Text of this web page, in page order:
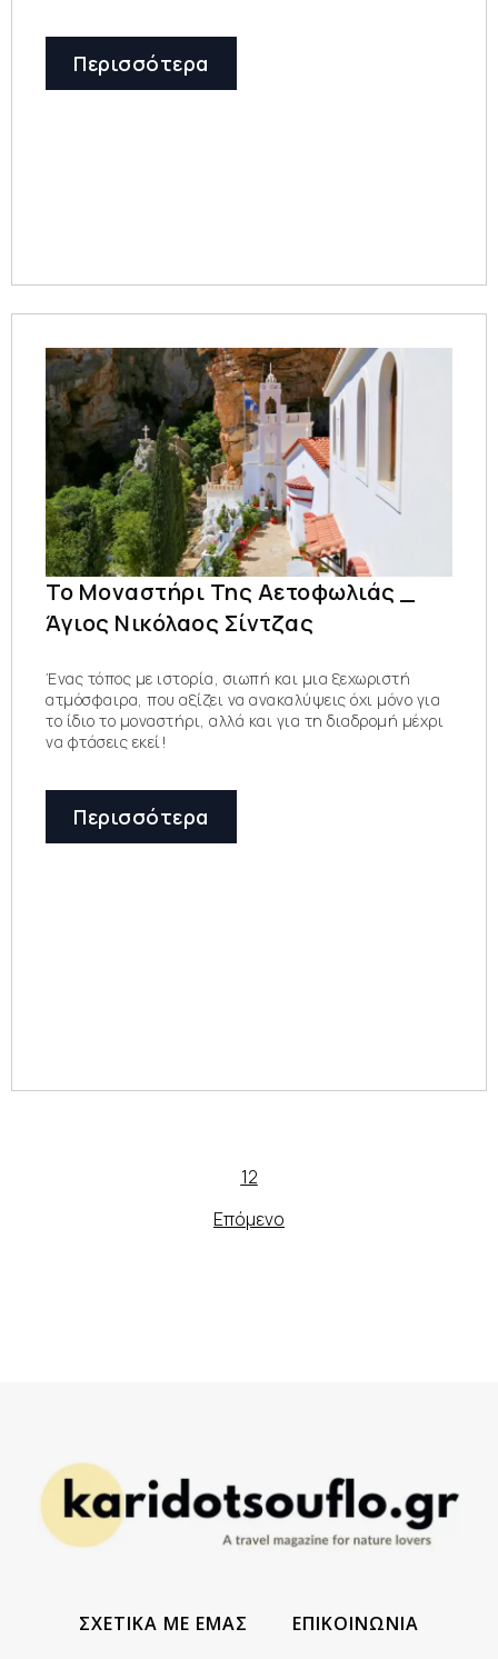
Περισσότερα
Το Μοναστήρι Της Αετοφωλιάς _
Άγιος Νικόλαος Σίντζας
Ένας τόπος με ιστορία, σιωπή και μια ξεχωριστή
ατμόσφαιρα, που αξίζει να ανακαλύψεις όχι μόνο για
το ίδιο το μοναστήρι, αλλά και για τη διαδρομή μέχρι
να φτάσεις εκεί!
Περισσότερα
12
Επόμενο
ΣΧΕΤΙΚΑ ΜΕ ΕΜΑΣ ΕΠΙΚΟΙΝΩΝΙΑ